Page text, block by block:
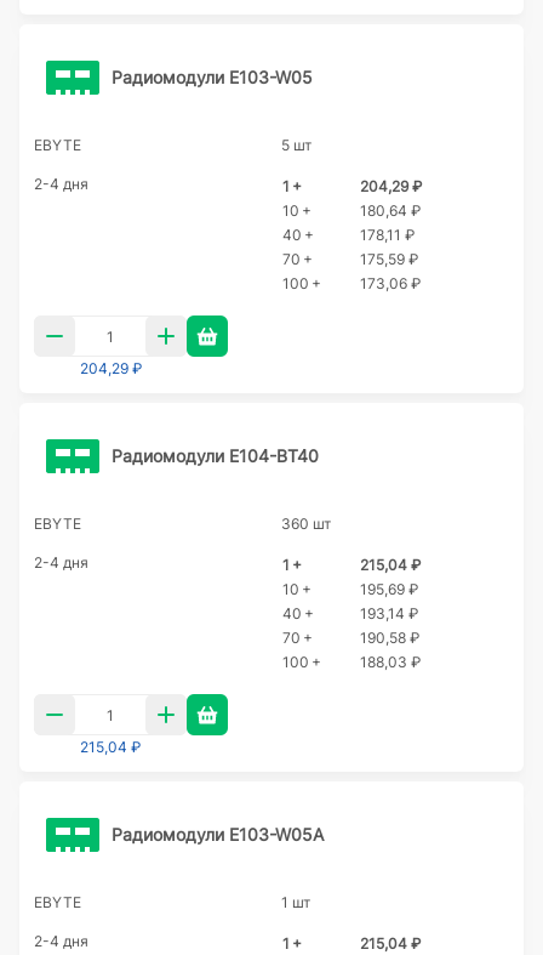
Радиомодули E103-W05
EBYTE 5 шт
2-4 дня 1 +
204,29 ₽
10 +
180,64 ₽
40 +
178,11 ₽
70 +
175,59 ₽
100 +
173,06 ₽
204,29 ₽
Радиомодули E104-BT40
EBYTE 360 шт
2-4 дня 1 +
215,04 ₽
10 +
195,69 ₽
40 +
193,14 ₽
70 +
190,58 ₽
100 +
188,03 ₽
215,04 ₽
Радиомодули E103-W05A
EBYTE 1 шт
2-4 дня 1 +
215,04 ₽